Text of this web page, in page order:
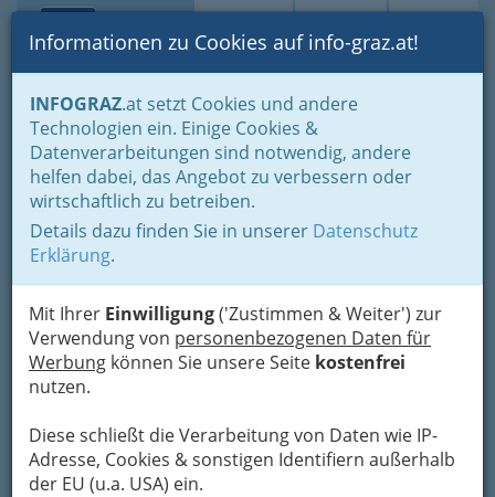
Suche Login Toggle
Informationen zu Cookies auf info-graz.at!
INFOGRAZ.at setzt Cookies und andere
Technologien ein. Einige Cookies &
Datenverarbeitungen sind notwendig, andere
helfen dabei, das Angebot zu verbessern oder
wirtschaftlich zu betreiben.
Details dazu finden Sie in unserer Datenschutz
Erklärung.
Mit Ihrer Einwilligung('Zustimmen & Weiter') zur
Verwendung von personenbezogenen Daten für
Werbung können Sie unsere Seite kostenfrei
nutzen.
Diese schließt die Verarbeitung von Daten wie IP-
Adresse, Cookies & sonstigen Identifiern außerhalb
der EU (u.a. USA) ein.
Home Branchen
Gastronomie - regional und international
Buschenschenken - Buschenschänken
Buschenschänke Süd- und Oststeiermark
Franz und Maria
Affenberger
Prebensdorfberg 24, 8211 Prebensdorfberg
Karte
Adresse mit Google Maps anschauen